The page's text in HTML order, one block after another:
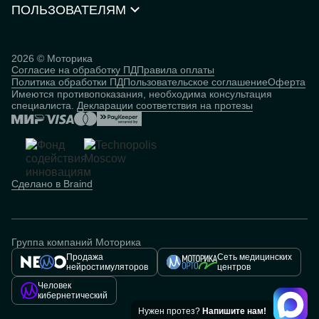
Нейростимуляторы
Контакты
ПОЛЬЗОВАТЕЛЯМ
База знаний
Человек
кибернетический
Партнёрская программа
2026 © Моторика
Согласие на обработку ПДПравила оплаты
Политика обработки ПДПользовательское соглашениеОферта
Имеются противопоказания, необходима консультация
специалиста. Декларации соответствия на протезы
Сделано в Braind
Группа компаний Моторика
Продажа
нейростимуляторов
Сеть медицинских
центров
Человек
кибернетический
Нужен протез? Напишите нам!